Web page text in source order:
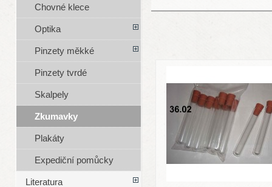
Chovné klece
Optika
Pinzety měkké
Pinzety tvrdé
Skalpely
Zkumavky
Plakáty
Expediční pomůcky
Literatura